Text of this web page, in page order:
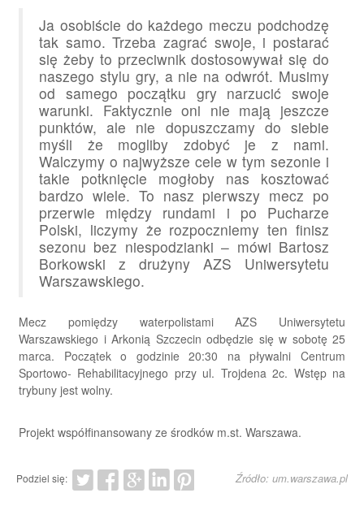
Ja osobiście do każdego meczu podchodzę
tak samo. Trzeba zagrać swoje, i postarać
się żeby to przeciwnik dostosowywał się do
naszego stylu gry, a nie na odwrót. Musimy
od samego początku gry narzucić swoje
warunki. Faktycznie oni nie mają jeszcze
punktów, ale nie dopuszczamy do siebie
myśli że mogliby zdobyć je z nami.
Walczymy o najwyższe cele w tym sezonie i
takie potknięcie mogłoby nas kosztować
bardzo wiele. To nasz pierwszy mecz po
przerwie między rundami i po Pucharze
Polski, liczymy że rozpoczniemy ten finisz
sezonu bez niespodzianki – mówi Bartosz
Borkowski z drużyny AZS Uniwersytetu
Warszawskiego.
Mecz pomiędzy waterpolistami AZS Uniwersytetu
Warszawskiego i Arkonią Szczecin odbędzie się w sobotę 25
marca. Początek o godzinie 20:30 na pływalni Centrum
Sportowo- Rehabilitacyjnego przy ul. Trojdena 2c. Wstęp na
trybuny jest wolny.
Projekt współfinansowany ze środków m.st. Warszawa.
Podziel się: Źródło: um.warszawa.pl